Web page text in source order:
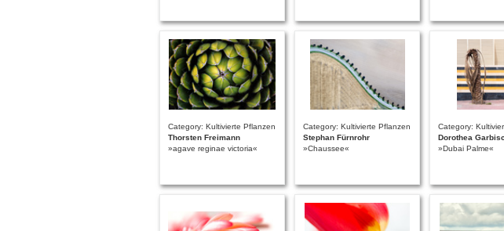
Category: Kultivierte Pflanzen
Thorsten Freimann
»agave reginae victoria«
Category: Kultivierte Pflanzen
Stephan Fürnrohr
»Chaussee«
Category:
Dorothea
»Dubai Palme«